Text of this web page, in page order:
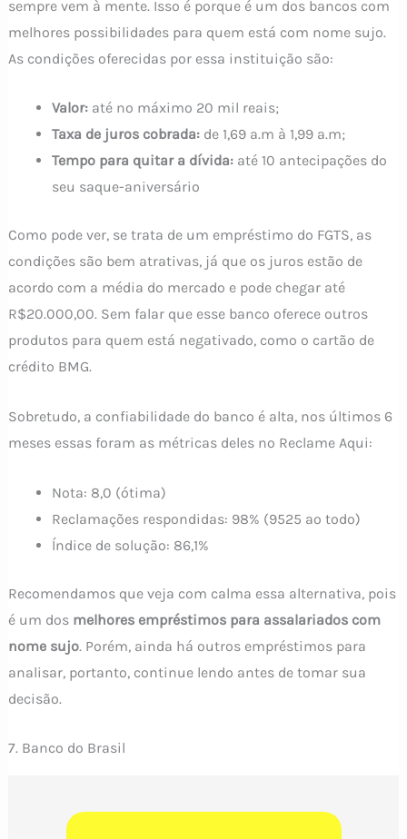
sempre vem à mente. Isso é porque é um dos bancos com
melhores possibilidades para quem está com nome sujo.
As condições oferecidas por essa instituição são:
Valor: até no máximo 20 mil reais;
Taxa de juros cobrada: de 1,69 a.m à 1,99 a.m;
Tempo para quitar a dívida: até 10 antecipações do
seu saque-aniversário
Como pode ver, se trata de um empréstimo do FGTS, as
condições são bem atrativas, já que os juros estão de
acordo com a média do mercado e pode chegar até
R$20.000,00. Sem falar que esse banco oferece outros
produtos para quem está negativado, como o cartão de
crédito BMG.
Sobretudo, a confiabilidade do banco é alta, nos últimos 6
meses essas foram as métricas deles no Reclame Aqui:
Nota: 8,0 (ótima)
Reclamações respondidas: 98% (9525 ao todo)
Índice de solução: 86,1%
Recomendamos que veja com calma essa alternativa, pois
é um dos melhores empréstimos para assalariados com
nome sujo. Porém, ainda há outros empréstimos para
analisar, portanto, continue lendo antes de tomar sua
decisão.
7. Banco do Brasil